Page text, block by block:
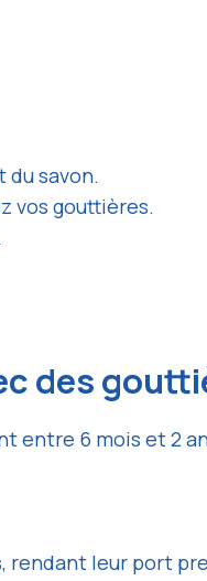
savon.
vos gouttières.
des
entre 6 mois et 2
rendant leur port